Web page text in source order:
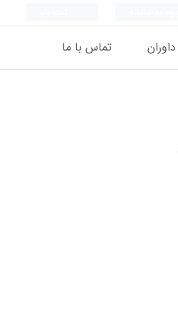
داوران تماس با ما